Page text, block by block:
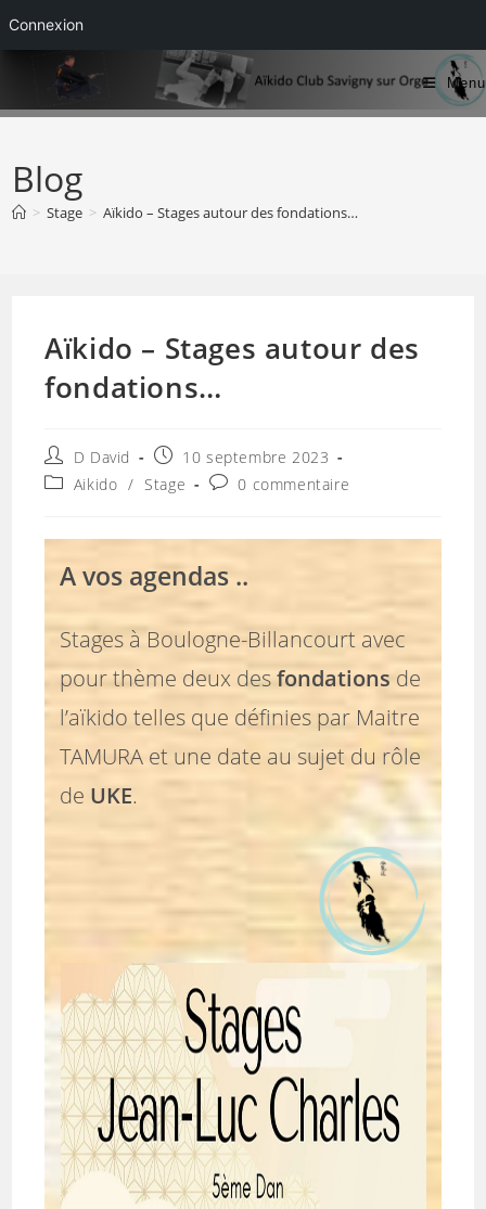
Connexion
content
Menu
Blog
> Stage > Aïkido – Stages autour des fondations…
Aïkido – Stages autour des
fondations…
Auteur/autrice
de
la
D David
Publication
publiée :
10 septembre 2023
PostAikido / Stage
Commentaires
publication :
0 commentaire
A vos agendas ..
Stages à Boulogne-Billancourt avec
pour thème deux desfondations de
l’aïkido telles que définies par Maitre
TAMURA et une date au sujet du rôle
de UKE.